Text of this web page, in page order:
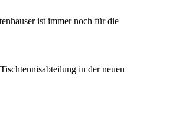
ist immer noch für die
in der neuen